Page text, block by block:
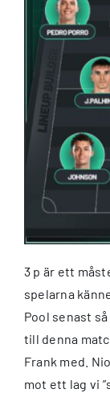
3 p är ett
spelarna
Pool senast
till denna
Frank med.
mot ett lag vi